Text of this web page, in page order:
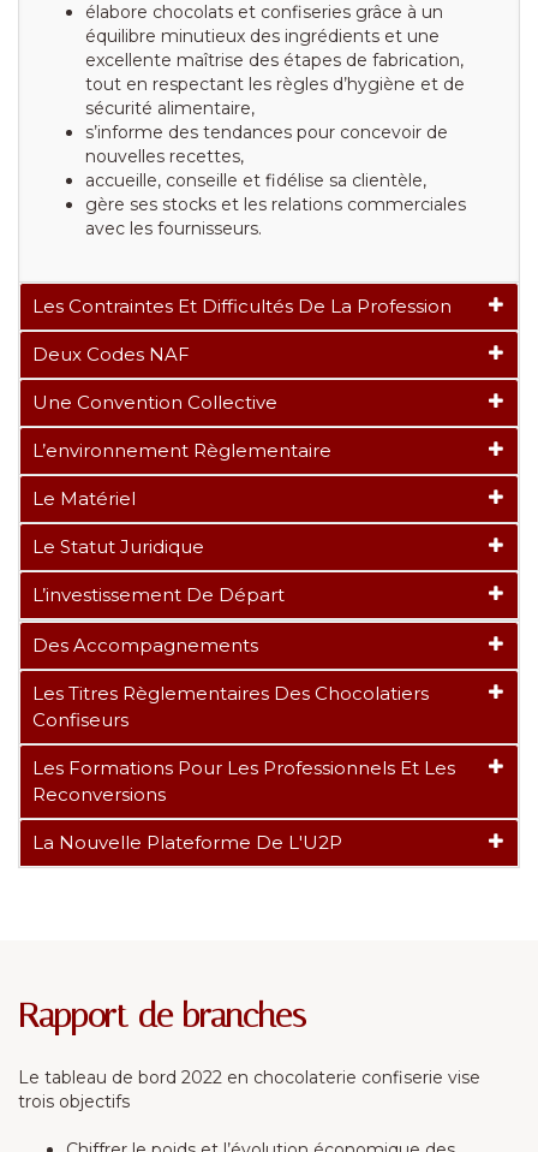
élabore chocolats et confiseries grâce à un
équilibre minutieux des ingrédients et une
excellente maîtrise des étapes de fabrication,
tout en respectant les règles d’hygiène et de
sécurité alimentaire,
s’informe des tendances pour concevoir de
nouvelles recettes,
accueille, conseille et fidélise sa clientèle,
gère ses stocks et les relations commerciales
avec les fournisseurs.
Les Contraintes Et Difficultés De La Profession
Deux Codes NAF
Une Convention Collective
L’environnement Règlementaire
Le Matériel
Le Statut Juridique
L’investissement De Départ
Des Accompagnements
Les Titres Règlementaires Des Chocolatiers
Confiseurs
Les Formations Pour Les Professionnels Et Les
Reconversions
La Nouvelle Plateforme De L'U2P
Rapport de branches
Le tableau de bord 2022 en chocolaterie confiserie vise
trois objectifs